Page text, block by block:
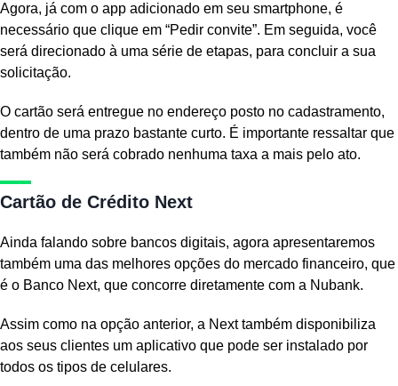
Agora, já com o app adicionado em seu smartphone, é
necessário que clique em “Pedir convite”. Em seguida, você
será direcionado à uma série de etapas, para concluir a sua
solicitação.
O cartão será entregue no endereço posto no cadastramento,
dentro de uma prazo bastante curto. É importante ressaltar que
também não será cobrado nenhuma taxa a mais pelo ato.
Cartão de Crédito Next
Ainda falando sobre bancos digitais, agora apresentaremos
também uma das melhores opções do mercado financeiro, que
é o Banco Next, que concorre diretamente com a Nubank.
Assim como na opção anterior, a Next também disponibiliza
aos seus clientes um aplicativo que pode ser instalado por
todos os tipos de celulares.